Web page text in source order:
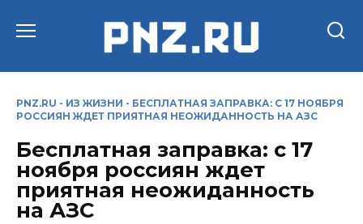
PNZ.RU - ИЗ ЖИЗНИ - БЕСПЛАТНАЯ ЗАПРАВКА: С 17 НОЯБРЯ
РОССИЯН ЖДЕТ ПРИЯТНАЯ НЕОЖИДАННОСТЬ НА АЗС
Бесплатная заправка: с 17
ноября россиян ждет
приятная неожиданность
на АЗС